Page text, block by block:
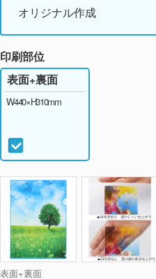
オリジナル作成
印刷部位
表面+裏面
表面+裏面
W440×H310mm